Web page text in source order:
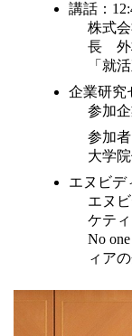
講話：
株式
長 外
「就
企業研究
参加
参加
大学
エヌビデ
エヌ
ケテ
No
ィア